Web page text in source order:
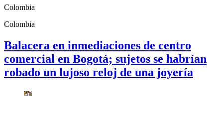
Colombia
Colombia
Balacera en inmediaciones de centro
comercial en Bogotá; sujetos se habrían
robado un lujoso reloj de una joyería